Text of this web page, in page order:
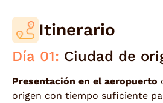
Itinerario
Día 01: Ciudad de
Presentación en el aeropuerto
origen con tiempo suficiente